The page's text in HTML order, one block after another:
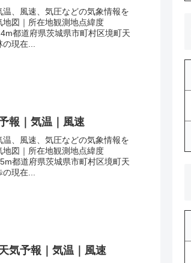
、風速、気圧などの気象情報を
図｜所在地観測地点緯度
都道府県茨城県市町村区境町天
現在...
報｜気温｜風速
、風速、気圧などの気象情報を
図｜所在地観測地点緯度
都道府県茨城県市町村区境町天
の現在...
気予報｜気温｜風速